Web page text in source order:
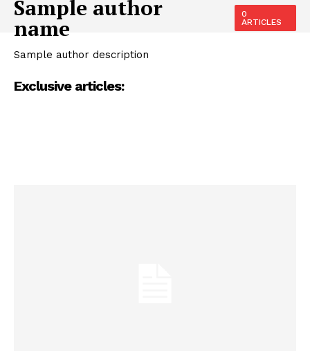
Sample author
name
0
ARTICLES
Sample author description
Exclusive articles: